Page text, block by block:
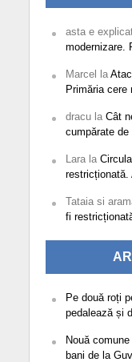
asta e
modernizare.
Marcel la
Primăria cere
dracula Cât
cumpărate
Larala
restricționată.
Tataia si
fi
Pe două roți
pedalează și
Nouă
bani de la